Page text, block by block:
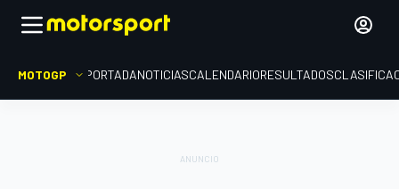
MOTOGP PORTADANOTICIASCALENDARIORESULTADOS